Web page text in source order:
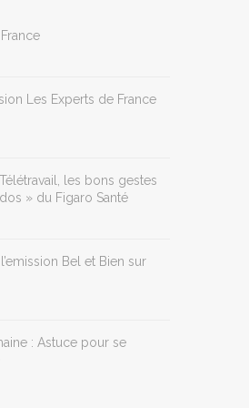
Les Experts de France
les bons gestes
» du Figaro Santé
Bel et Bien sur
: Astuce pour se